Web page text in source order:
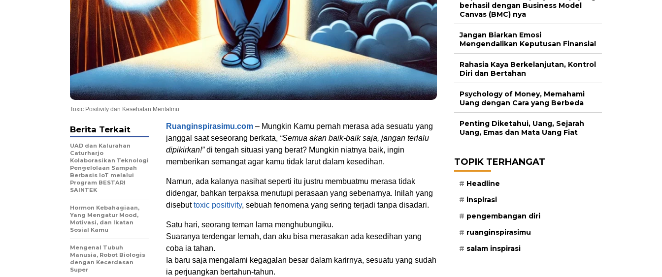
Toxic Positivity dan Kesehatan Mentalmu
Ruanginspirasimu.com – Mungkin Kamu pernah merasa ada sesuatu yang
janggal saat seseorang berkata, “Semua akan baik-baik saja, jangan terlalu
dipikirkan!”di tengah situasi yang berat? Mungkin niatnya baik, ingin
memberikan semangat agar kamu tidak larut dalam kesedihan.
Namun, ada kalanya nasihat seperti itu justru membuatmu merasa tidak
didengar, bahkan terpaksa menutupi perasaan yang sebenarnya. Inilah yang
disebuttoxic positivity, sebuah fenomena yang sering terjadi tanpa disadari.
Satu hari, seorang teman lama menghubungiku.
Suaranya terdengar lemah, dan aku bisa merasakan ada kesedihan yang
coba ia tahan.
Ia baru saja mengalami kegagalan besar dalam karirnya, sesuatu yang sudah
ia perjuangkan bertahun-tahun.
Berita Terkait
UAD dan Kalurahan
Caturharjo
Kolaborasikan Teknologi
Pengelolaan Sampah
Berbasis IoT melalui
Program BESTARI
SAINTEK
Hormon Kebahagiaan,
Yang Mengatur Mood,
Motivasi, dan Ikatan
Sosial Kamu
Mengenal Tubuh
Manusia, Robot Biologis
dengan Kecerdasan
Super
berhasil dengan Business Model
Canvas (BMC) nya
Jangan Biarkan Emosi
Mengendalikan Keputusan Finansial
Rahasia Kaya Berkelanjutan, Kontrol
Diri dan Bertahan
Psychology of Money, Memahami
Uang dengan Cara yang Berbeda
Penting Diketahui, Uang, Sejarah
Uang, Emas dan Mata Uang Fiat
TOPIK TERHANGAT
Headline
inspirasi
pengembangan diri
ruanginspirasimu
salam inspirasi